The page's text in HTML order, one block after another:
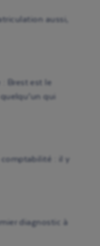
aussi,
Brest est le
qui
: il y
diagnostic à